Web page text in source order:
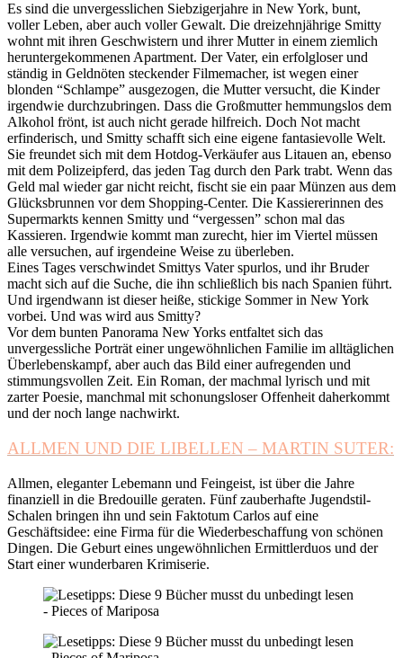
Es sind die unvergesslichen Siebzigerjahre in New York, bunt,
voller Leben, aber auch voller Gewalt. Die dreizehnjährige Smitty
wohnt mit ihren Geschwistern und ihrer Mutter in einem ziemlich
heruntergekommenen Apartment. Der Vater, ein erfolgloser und
ständig in Geldnöten steckender Filmemacher, ist wegen einer
blonden “Schlampe” ausgezogen, die Mutter versucht, die Kinder
irgendwie durchzubringen. Dass die Großmutter hemmungslos dem
Alkohol frönt, ist auch nicht gerade hilfreich. Doch Not macht
erfinderisch, und Smitty schafft sich eine eigene fantasievolle Welt.
Sie freundet sich mit dem Hotdog-Verkäufer aus Litauen an, ebenso
mit dem Polizeipferd, das jeden Tag durch den Park trabt. Wenn das
Geld mal wieder gar nicht reicht, fischt sie ein paar Münzen aus dem
Glücksbrunnen vor dem Shopping-Center. Die Kassiererinnen des
Supermarkts kennen Smitty und “vergessen” schon mal das
Kassieren. Irgendwie kommt man zurecht, hier im Viertel müssen
alle versuchen, auf irgendeine Weise zu überleben.
Eines Tages verschwindet Smittys Vater spurlos, und ihr Bruder
macht sich auf die Suche, die ihn schließlich bis nach Spanien führt.
Und irgendwann ist dieser heiße, stickige Sommer in New York
vorbei. Und was wird aus Smitty?
Vor dem bunten Panorama New Yorks entfaltet sich das
unvergessliche Porträt einer ungewöhnlichen Familie im alltäglichen
Überlebenskampf, aber auch das Bild einer aufregenden und
stimmungsvollen Zeit. Ein Roman, der machmal lyrisch und mit
zarter Poesie, manchmal mit schonungsloser Offenheit daherkommt
und der noch lange nachwirkt.
ALLMEN UND DIE LIBELLEN – MARTIN SUTER:
Allmen, eleganter Lebemann und Feingeist, ist über die Jahre
finanziell in die Bredouille geraten. Fünf zauberhafte Jugendstil-
Schalen bringen ihn und sein Faktotum Carlos auf eine
Geschäftsidee: eine Firma für die Wiederbeschaffung von schönen
Dingen. Die Geburt eines ungewöhnlichen Ermittlerduos und der
Start einer wunderbaren Krimiserie.